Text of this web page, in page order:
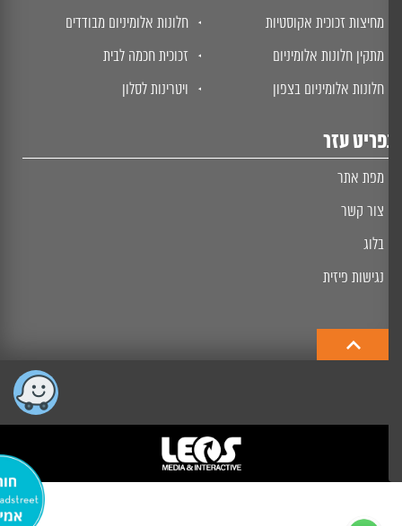
מחיצות זכוכית אקוסטיות
מתקין חלונות אלומיניום
חלונות אלומיניום בצפון
חלונות אלומיניום מבודדים
זכוכית חכמה לבית
ויטרינות לסלון
עזר
מפת אתר
צור קשר
בלוג
נגישות פיזית